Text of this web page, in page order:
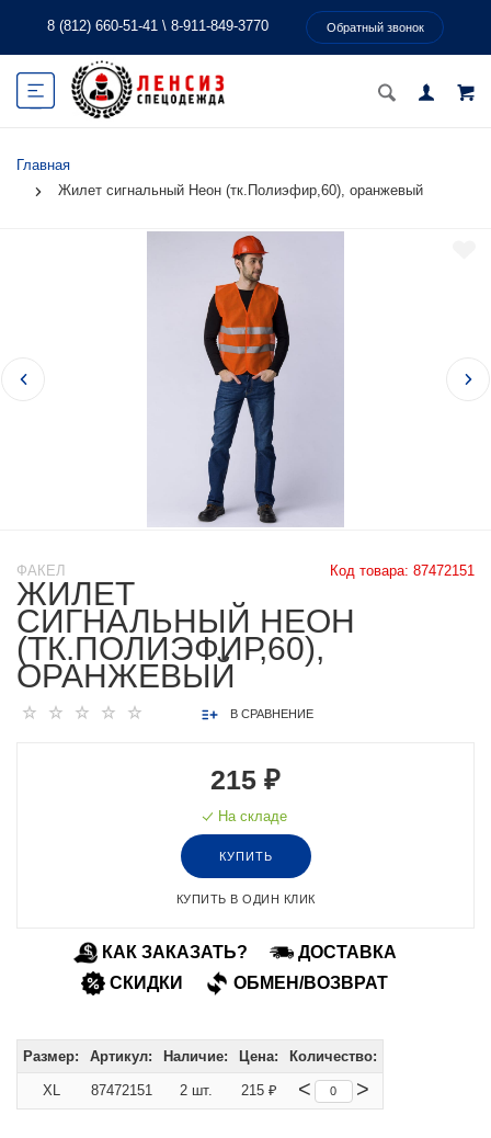
8 (812) 660-51-41 \ 8-911-849-3770 Обратный звонок
Главная
Жилет сигнальный Неон (тк.Полиэфир,60), оранжевый
Код товара: 87472151
ФАКЕЛ
ЖИЛЕТ
СИГНАЛЬНЫЙ НЕОН
(ТК.ПОЛИЭФИР,60),
ОРАНЖЕВЫЙ
В СРАВНЕНИЕ
215 ₽
На складе
КУПИТЬ
КУПИТЬ В ОДИН КЛИК
КАК ЗАКАЗАТЬ?
ДОСТАВКА
СКИДКИ
ОБМЕН/ВОЗВРАТ
Размер: Артикул: Наличие: Цена: Количество:
XL 87472151 2 шт. 215 ₽ < >